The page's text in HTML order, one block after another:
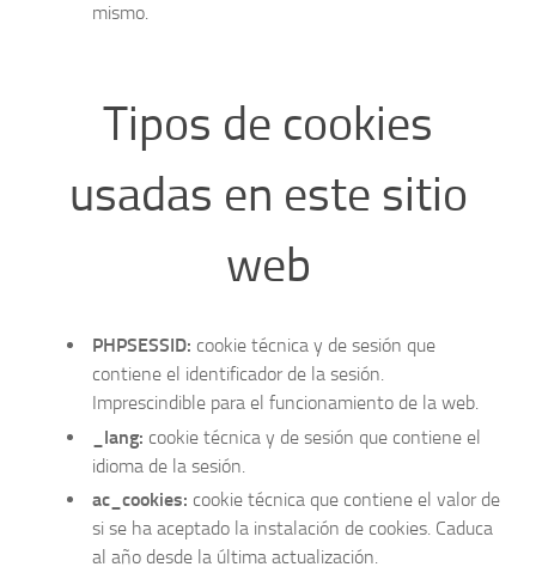
mismo.
Tipos de cookies
usadas en este sitio
web
PHPSESSID: cookie técnica y de sesión que
contiene el identificador de la sesión.
Imprescindible para el funcionamiento de la web.
_lang: cookie técnica y de sesión que contiene el
idioma de la sesión.
ac_cookies: cookie técnica que contiene el valor de
si se ha aceptado la instalación de cookies. Caduca
al año desde la última actualización.